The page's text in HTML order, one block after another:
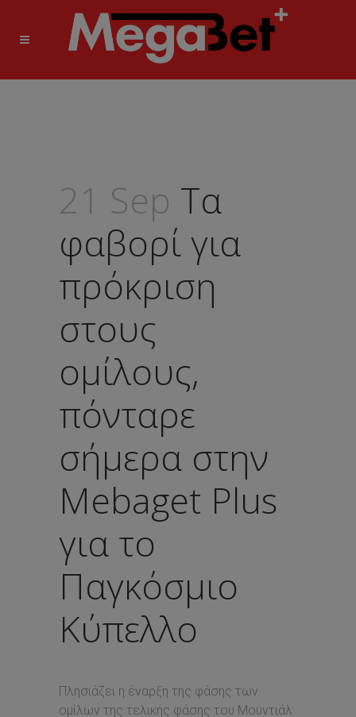
21 Sep Τα
φαβορί για
πρόκριση
στους
ομίλους,
πόνταρε
σήμερα στην
Mebaget Plus
για το
Παγκόσμιο
Κύπελλο
Πλησιάζει η έναρξη της φάσης των
ομίλων της τελικής φάσης του Μουντιάλ